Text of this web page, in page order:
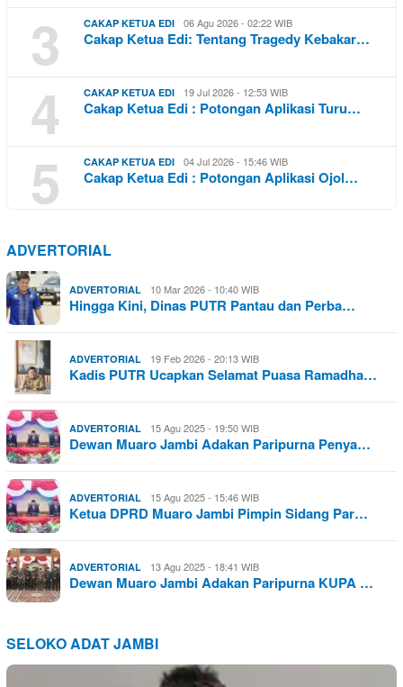
3 CAKAP KETUA EDI 06 Agu 2026 - 02:22 WIB
Cakap Ketua Edi: Tentang Tragedy Kebakar…
4 CAKAP KETUA EDI 19 Jul 2026 - 12:53 WIB
Cakap Ketua Edi : Potongan Aplikasi Turu…
5 CAKAP KETUA EDI 04 Jul 2026 - 15:46 WIB
Cakap Ketua Edi : Potongan Aplikasi Ojol…
ADVERTORIAL
ADVERTORIAL 10 Mar 2026 - 10:40 WIB
Hingga Kini, Dinas PUTR Pantau dan Perba…
ADVERTORIAL 19 Feb 2026 - 20:13 WIB
Kadis PUTR Ucapkan Selamat Puasa Ramadha…
ADVERTORIAL 15 Agu 2025 - 19:50 WIB
Dewan Muaro Jambi Adakan Paripurna Penya…
ADVERTORIAL 15 Agu 2025 - 15:46 WIB
Ketua DPRD Muaro Jambi Pimpin Sidang Par…
ADVERTORIAL 13 Agu 2025 - 18:41 WIB
Dewan Muaro Jambi Adakan Paripurna KUPA …
SELOKO ADAT JAMBI